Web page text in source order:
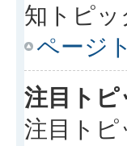
知トピ
ページ
注目トピ
注目ト